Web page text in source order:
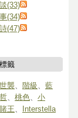
(33)
(34)
(47)
籤
世襲、 階級 、 藍
、 桃色、 小
王、
Interstella